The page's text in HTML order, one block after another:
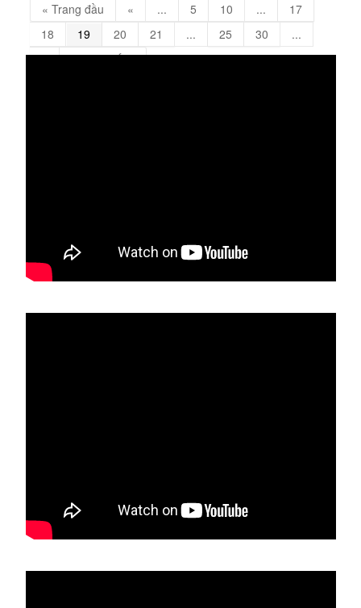
« Trang đầu « ... 5 10 ...
17
18
19 20 21 ... 25 30
...
»
Trang cuối »